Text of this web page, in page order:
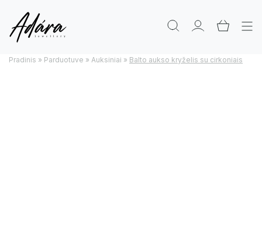
Pradinis » Parduotuve » Auksiniai » Balto aukso kryželis su cirkoniais